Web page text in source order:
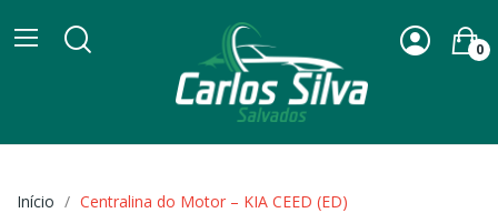
0
Início Centralina do Motor – KIA CEED (ED)